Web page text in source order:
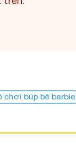
chơi búp bê barbie